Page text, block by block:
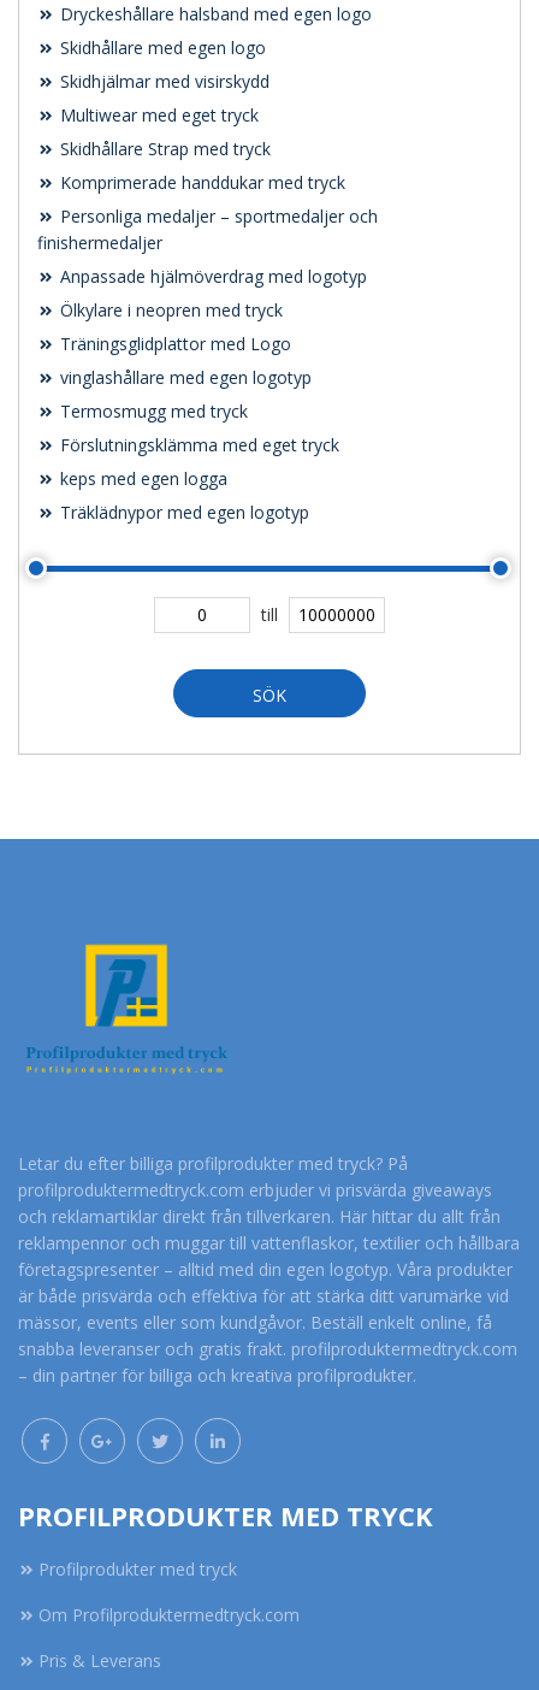
Dryckeshållare halsband med egen logo
Skidhållare med egen logo
Skidhjälmar med visirskydd
Multiwear med eget tryck
Skidhållare Strap med tryck
Komprimerade handdukar med tryck
Personliga medaljer – sportmedaljer och
finishermedaljer
Anpassade hjälmöverdrag med logotyp
Ölkylare i neopren med tryck
Träningsglidplattor med Logo
vinglashållare med egen logotyp
Termosmugg med tryck
Förslutningsklämma med eget tryck
keps med egen logga
Träklädnypor med egen logotyp
till
SÖK
Letar du efter billiga profilprodukter med tryck? På
profilproduktermedtryck.com erbjuder vi prisvärda giveaways
och reklamartiklar direkt från tillverkaren. Här hittar du allt från
reklampennor och muggar till vattenflaskor, textilier och hållbara
företagspresenter – alltid med din egen logotyp. Våra produkter
är både prisvärda och effektiva för att stärka ditt varumärke vid
mässor, events eller som kundgåvor. Beställ enkelt online, få
snabba leveranser och gratis frakt. profilproduktermedtryck.com
– din partner för billiga och kreativa profilprodukter.
PROFILPRODUKTER MED TRYCK
Profilprodukter med tryck
Om Profilproduktermedtryck.com
Pris & Leverans